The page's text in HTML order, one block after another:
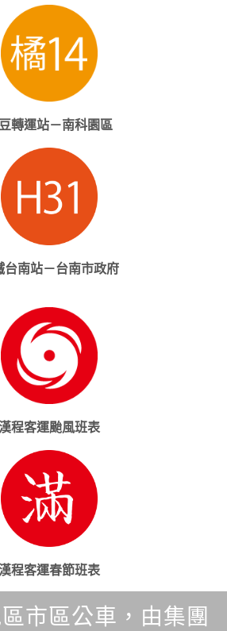
轉運站－南科園區
台南站－台南市政府
程客運颱風班表
程客運春節班表
市區公車，由集團